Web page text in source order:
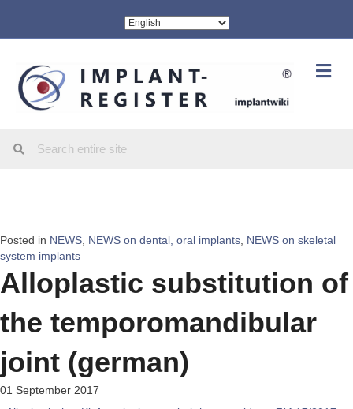
Posted in NEWS NEWS on dental, oral implants NEWS on skeletal
system implants
Alloplastic substitution of
the temporomandibular
joint (german)
01 September 2017